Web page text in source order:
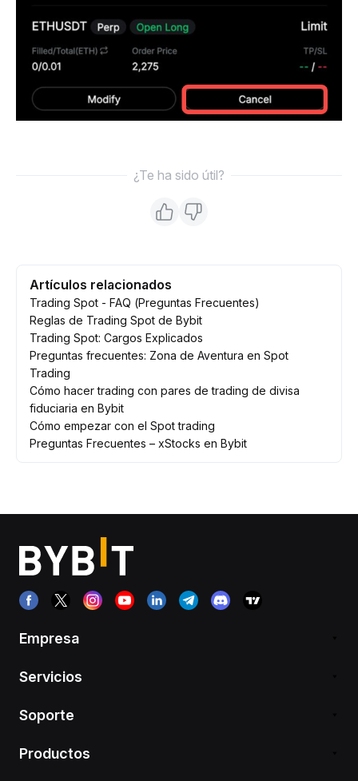
¿Te ha sido útil?
Artículos relacionados
Trading Spot - FAQ (Preguntas Frecuentes)
Reglas de Trading Spot de Bybit
Trading Spot: Cargos Explicados
Preguntas frecuentes: Zona de Aventura en Spot
Trading
Cómo hacer trading con pares de trading de divisa
fiduciaria en Bybit
Cómo empezar con el Spot trading
Preguntas Frecuentes – xStocks en Bybit
Empresa
Servicios
Soporte
Productos